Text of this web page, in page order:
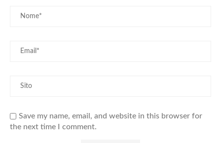
Save my name, email, and website in this browser for
the next time I comment.